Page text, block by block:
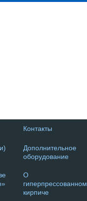
Контакты
Дополнительное
оборудование
О
гиперпрессованном
кирпиче